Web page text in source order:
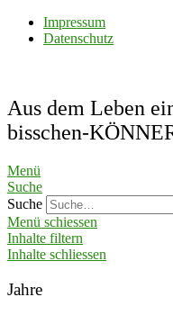
Impressum
Datenschutz
Aus dem Leben
bisschen-
Menü
Suche
Suche
Menü schiessen
Inhalte filtern
Inhalte schliessen
Jahre